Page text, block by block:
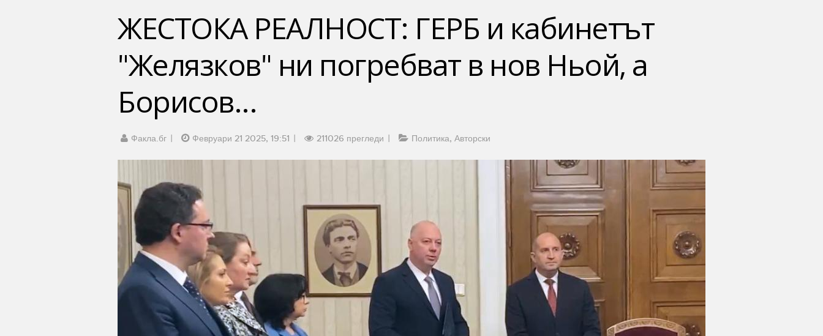
ЖЕСТОКА РЕАЛНОСТ: ГЕРБ и кабинетът
"Желязков" ни погребват в нов Ньой, а
Борисов...
Факла.бг Февруари 21 2025, 19:51 211026 прегледи Политика Авторски